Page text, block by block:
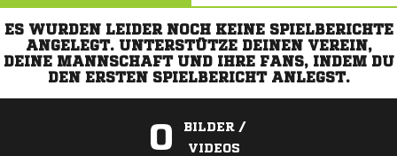
ES WURDEN LEIDER NOCH KEINE SPIELBERICHTE
ANGELEGT. UNTERSTÜTZE DEINEN VEREIN,
DEINE MANNSCHAFT UND IHRE FANS, INDEM DU
DEN ERSTEN SPIELBERICHT ANLEGST.
0
BILDER /
VIDEOS